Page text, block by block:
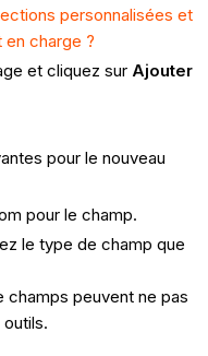
personnalisées et
charge ?
et cliquez sur Ajouter
pour le nouveau
pour le champ.
le type de champ que
champs peuvent ne pas